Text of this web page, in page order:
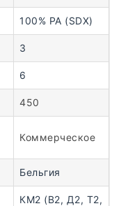
100% PA (SDX)
3
6
450
Коммерческое
Бельгия
КМ2 (В2, Д2, Т2,